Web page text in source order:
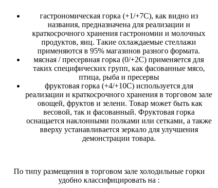
гастрономическая горка (+1/+7С), как видно из
названия, предназначена для реализации и
краткосрочного хранения гастрономии и молочных
продуктов, яиц. Такие охлаждаемые стеллажи
применяются в 95% магазинов разного формата.
мясная / пресервная горка (0/+2С) применяется для
таких специфических групп, как фасованные мясо,
птица, рыба и пресервы
фруктовая горка (+4/+10С) используется для
реализации и краткосрочного хранения в торговом зале
овощей, фруктов и зелени. Товар может быть как
весовой, так и фасованный. Фруктовая горка
оснащается наклонными полками или сетками, а также
вверху устанавливается зеркало для улучшения
демонстрации товара.
По типу размещения в торговом зале холодильные горки
удобно классифицировать на :